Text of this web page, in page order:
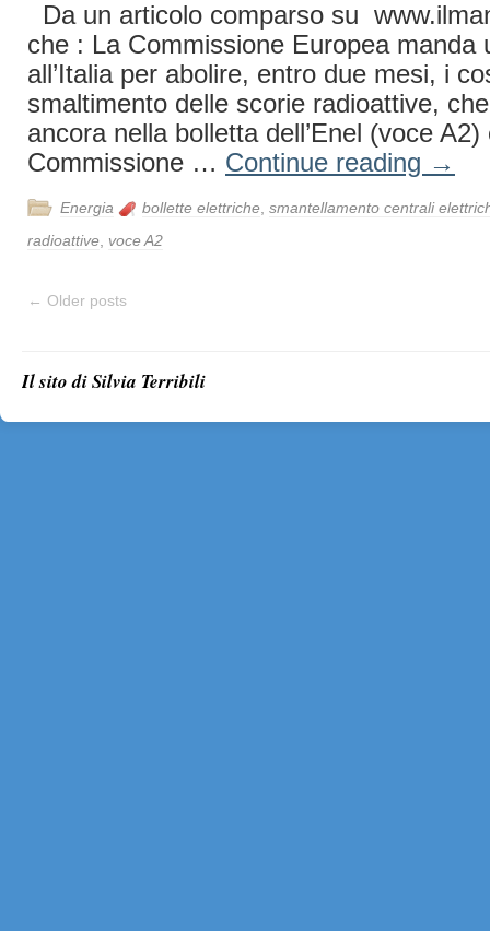
Da un articolo comparso su
che : La Commissione Europea manda
all’Italia per abolire, entro due mesi, i
smaltimento delle scorie radioattive,
ancora nella bolletta dell’Enel (voce A2)
Commissione … Continue reading →
Energia bollette elettriche smantellamento centrali
radioattive voce A2
← Older posts
Il sito di Silvia Terribili